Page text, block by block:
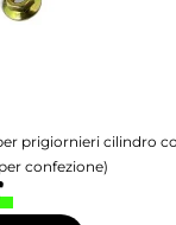
prigiornieri cilindro
confezione)